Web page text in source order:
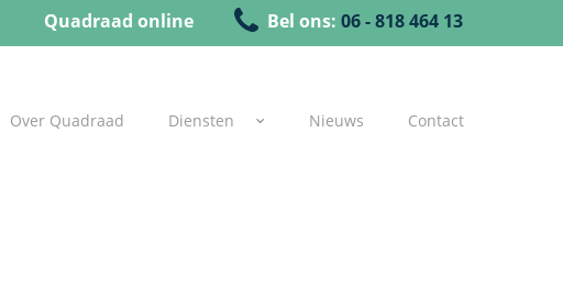
Quadraad online Bel ons: 06 - 818 464 13
Over Quadraad Diensten Nieuws Contact